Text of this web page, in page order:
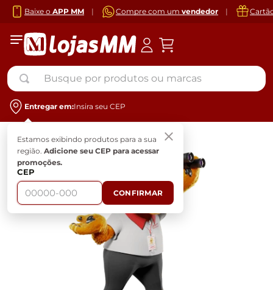
Baixe o APP MM | Compre com um vendedor |
Busque por produtos ou marcas
Entregar em:Insira seu CEP
Estamos exibindo produtos para a sua
região. Adicione seu CEP para acessar
promoções.
CEP
CONFIRMAR